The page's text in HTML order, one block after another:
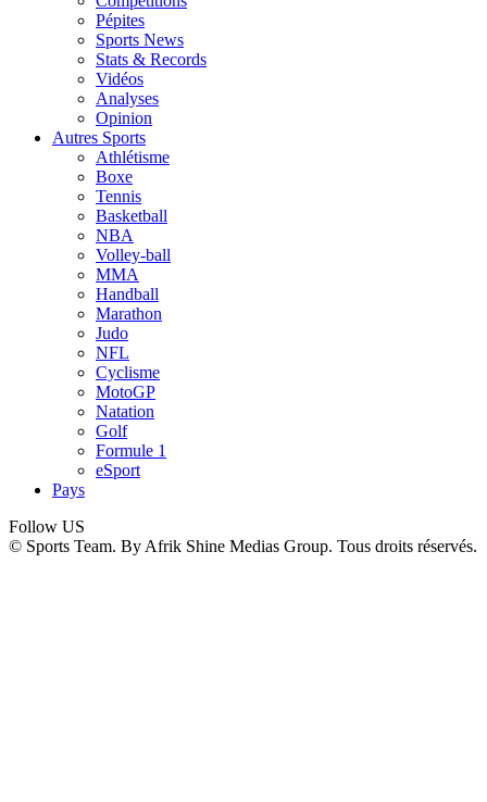
Pépites
Sports News
Stats & Records
Vidéos
Analyses
Opinion
Autres Sports
Athlétisme
Boxe
Tennis
Basketball
NBA
Volley-ball
MMA
Handball
Marathon
Judo
NFL
Cyclisme
MotoGP
Natation
Golf
Formule 1
eSport
Pays
Follow US
© Sports Team. By Afrik Shine Medias Group. Tous droits réservés.